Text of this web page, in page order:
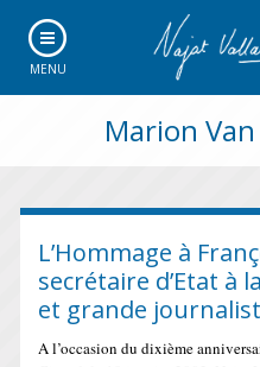
MENU
Marion
L’Hommage à
secrétaire d’Etat à
et grande
A l’occasion du dixième